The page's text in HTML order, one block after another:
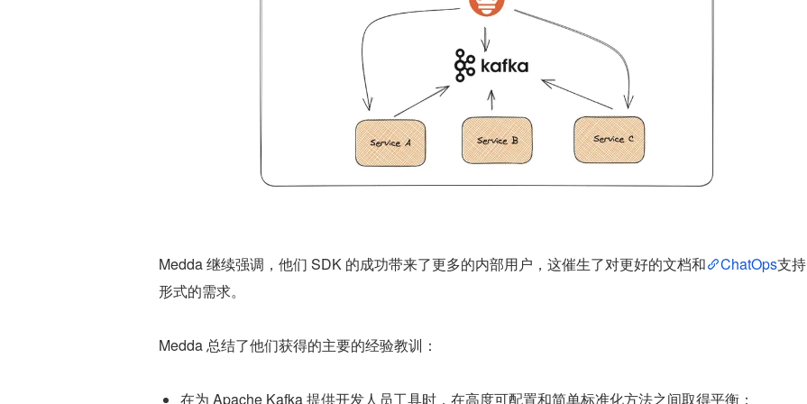
Medda 继续强调，他们 SDK 的成功带来了更多的内部用户，这催生了对更好的文档和 ChatOps支持
形式的需求。
Medda 总结了他们获得的主要的经验教训：
在为 Apache Kafka 提供开发人员工具时，在高度可配置和简单标准化方法之间取得平衡；